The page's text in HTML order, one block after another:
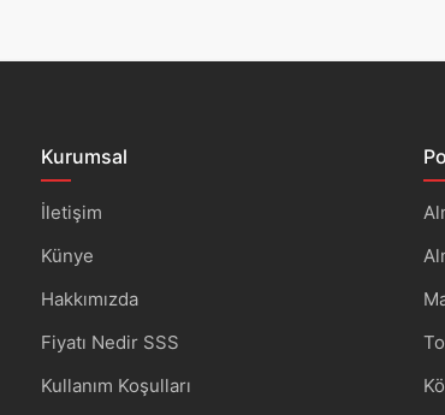
Kurumsal
İletişim
Künye
Hakkımızda
Fiyatı Nedir SSS
Kullanım Koşulları